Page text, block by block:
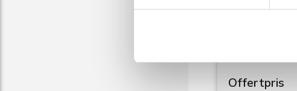
Kallavfettning
ytor.
Offertpris